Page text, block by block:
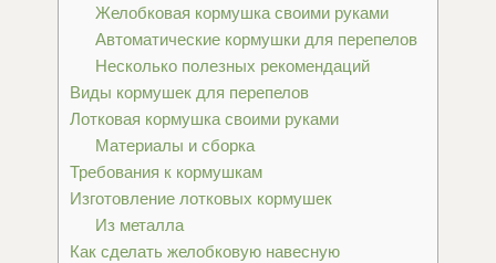
Желобковая кормушка своими руками
Автоматические кормушки для перепелов
Несколько полезных рекомендаций
Виды кормушек для перепелов
Лотковая кормушка своими руками
Материалы и сборка
Требования к кормушкам
Изготовление лотковых кормушек
Из металла
Как сделать желобковую навесную